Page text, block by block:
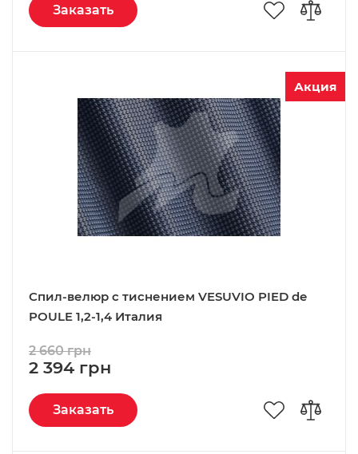
Заказать
Акция
Спил-велюр c тиснением VESUVIO PIED de
POULE 1,2-1,4 Италия
2 394 грн
2 660 грн
Заказать